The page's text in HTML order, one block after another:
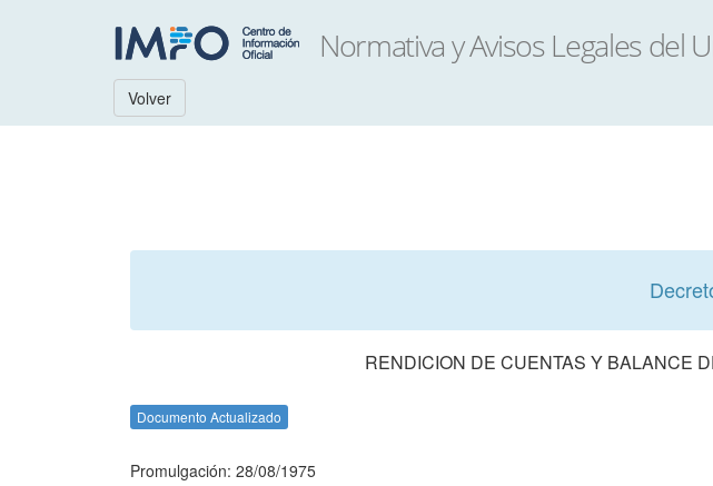
Volver
RENDICION DE CUENTAS Y BALANCE
Documento Actualizado
Promulgación: 28/08/1975